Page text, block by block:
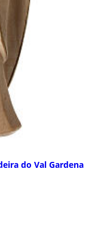
do Val Gardena